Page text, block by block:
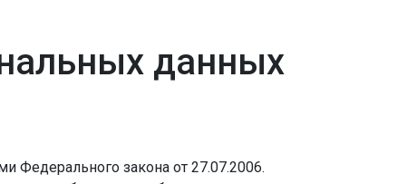
данных
Федерального закона от 27.07.2006.